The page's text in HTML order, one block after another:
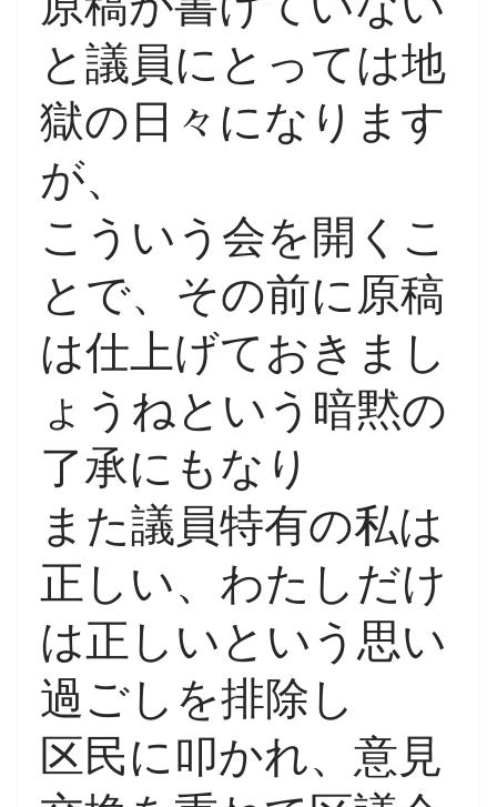
と議員にとっては地
獄の日々になります
が、
こういう会を開くこ
とで、その前に原稿
は仕上げておきまし
ょうねという暗黙の
了承にもなり
また議員特有の私は
正しい、わたしだけ
は正しいという思い
過ごしを排除し
区民に叩かれ、意見